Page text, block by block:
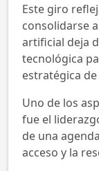
Este giro
consolidarse
artificial deja
tecnológica
estratégica
Uno de los
fue el
de una
acceso y la